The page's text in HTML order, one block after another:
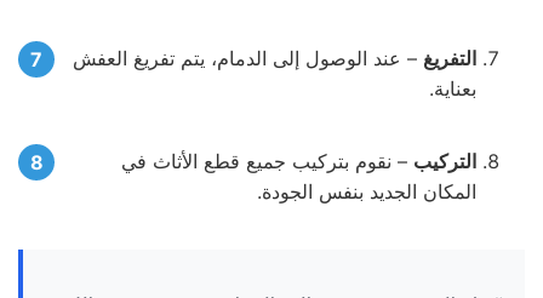
التفريغ – عند الوصول إلى الدمام، يتم تفريغ العفش
بعناية.
التركيب – نقوم بتركيب جميع قطع الأثاث في
المكان الجديد بنفس الجودة.